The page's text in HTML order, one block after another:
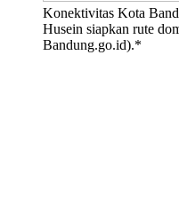
Konektivitas Kota
Husein siapkan rute
Bandung.go.id).*